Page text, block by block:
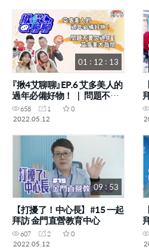
01 : 12 : 13
『揪4艾聊聊』EP.6 艾多美人的
過年必備好物！ ｜ 問題不要
欠過年！艾多美大哉問
658 1
0
2022.05.12
09 : 53
【打擾了！中心長】#15 一起
拜訪 金門直營教育中心
607 2
0
2022.05.12